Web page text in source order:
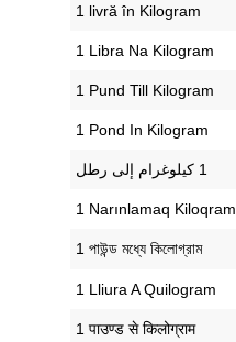
‎1 livră în Kilogram
‎1 Libra Na Kilogram
‎1 Pund Till Kilogram
‎1 Pond In Kilogram
‎1 Narınlamaq Kiloqram
‎1 পাউন্ড মধ্যে কিলোগ্রাম
‎1 Lliura A Quilogram
‎1 पाउण्ड से किलोग्राम